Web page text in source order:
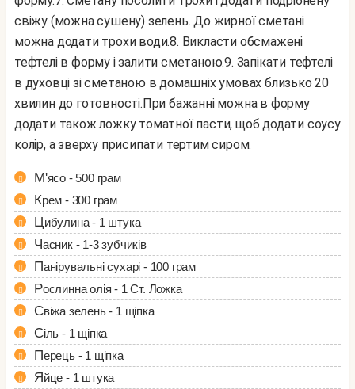
свіжу (можна сушену) зелень. До жирної сметані
можна додати трохи води.8. Викласти обсмажені
тефтелі в форму і залити сметаною.9. Запікати тефтелі
в духовці зі сметаною в домашніх умовах близько 20
хвилин до готовності.При бажанні можна в форму
додати також ложку томатної пасти, щоб додати соусу
колір, а зверху присипати тертим сиром.
М'ясо - 500 грам
Крем - 300 грам
Цибулина - 1 штука
Часник - 1-3 зубчиків
Панірувальні сухарі - 100 грам
Рослинна олія - 1 Ст. Ложка
Свіжа зелень - 1 щіпка
Сіль - 1 щіпка
Перець - 1 щіпка
Яйце - 1 штука